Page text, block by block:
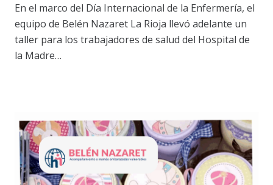
En el marco del Día Internacional de la Enfermería, el
equipo de Belén Nazaret La Rioja llevó adelante un
taller para los trabajadores de salud del Hospital de
la Madre…